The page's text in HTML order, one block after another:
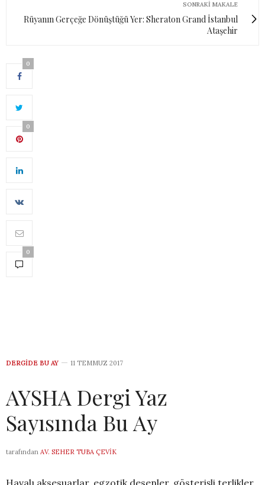
SONRAKI MAKALE
Rüyanın Gerçeğe Dönüştüğü Yer: Sheraton Grand İstanbul
Ataşehir
0
0
0
DERGİDE BU AY 11 TEMMUZ 2017
AYSHA Dergi Yaz
Sayısında Bu Ay
tarafından AV. SEHER TUBA ÇEVIK